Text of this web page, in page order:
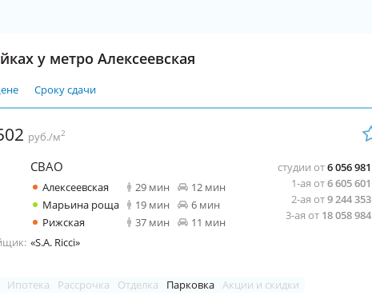
у метро Алексеевская
Сроку сдачи
руб./м2
студии от6 056 981
1-ая от6 605 601
2-ая от9 244 353
3-ая от 18 058 984
СВАО
Алексеевская 29 мин
12 мин
Марьина роща
19 мин
6 мин
Рижская
37 мин
11 мин
«S.A. Ricci»
Ипотека Рассрочка Отделка Парковка Акции и скидки